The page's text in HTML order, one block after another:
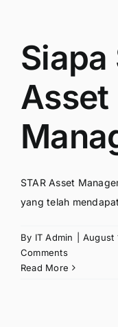
Siapa
Asset
STAR Asset
yang telah
By IT Admin August
Comments
Read More